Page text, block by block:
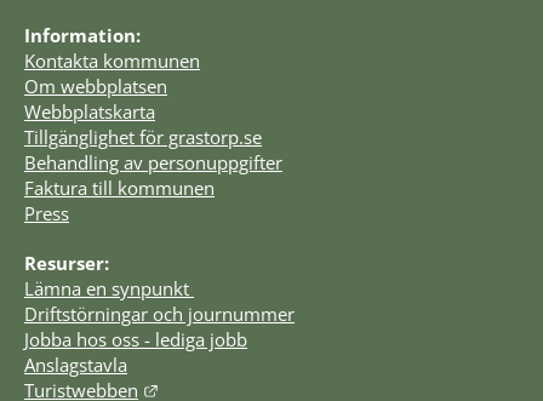
Information:
Kontakta kommunen
Om webbplatsen
Webbplatskarta
Tillgänglighet för grastorp.se
Behandling av personuppgifter
Faktura till kommunen
Press
Resurser:
Lämna en synpunkt
Driftstörningar och journummer
Jobba hos oss - lediga jobb
Anslagstavla
Turistwebben
Länk till annan webbplats.